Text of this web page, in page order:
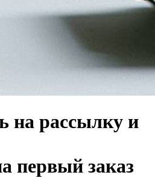
на рассылку и
первый заказ